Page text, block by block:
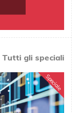
Tutti gli speciali
Speciale